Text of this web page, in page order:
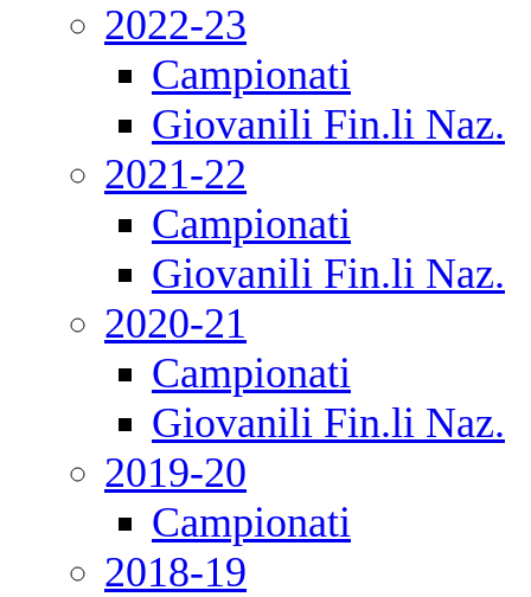
2022-23
Campionati
Giovanili Fin.li Naz.
2021-22
Campionati
Giovanili Fin.li Naz.
2020-21
Campionati
Giovanili Fin.li Naz.
2019-20
Campionati
2018-19